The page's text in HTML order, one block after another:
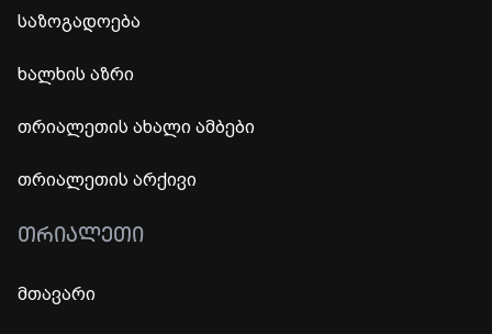
საზოგადოება
ხალხის აზრი
თრიალეთის ახალი ამბები
თრიალეთის არქივი
ᲗᲠᲘᲐᲚᲔᲗᲘ
მთავარი